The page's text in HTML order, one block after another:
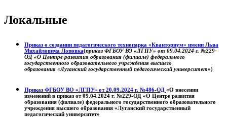
Локальные
Приказ о создании педагогического технопарка «Кванториум» имени Льва
Михайловича Лоповка(приказ ФГБОУ ВО «ЛГПУ» от 09.04.2024 г. №229-
ОД «О Центре развития образования (филиале) федерального
государственного образовательного учреждения высшего
образования «Луганский государственный педагогический университет»)
Приказ ФГБОУ ВО «ЛГПУ» от 20.09.2024 г. №486-ОД «О внесении
изменений в приказ от 09.04.2024 г. №229-ОД «О Центре развития
образования (филиале) федерального государственного образовательного
учреждения высшего образования «Луганский государственный
педагогический университет»